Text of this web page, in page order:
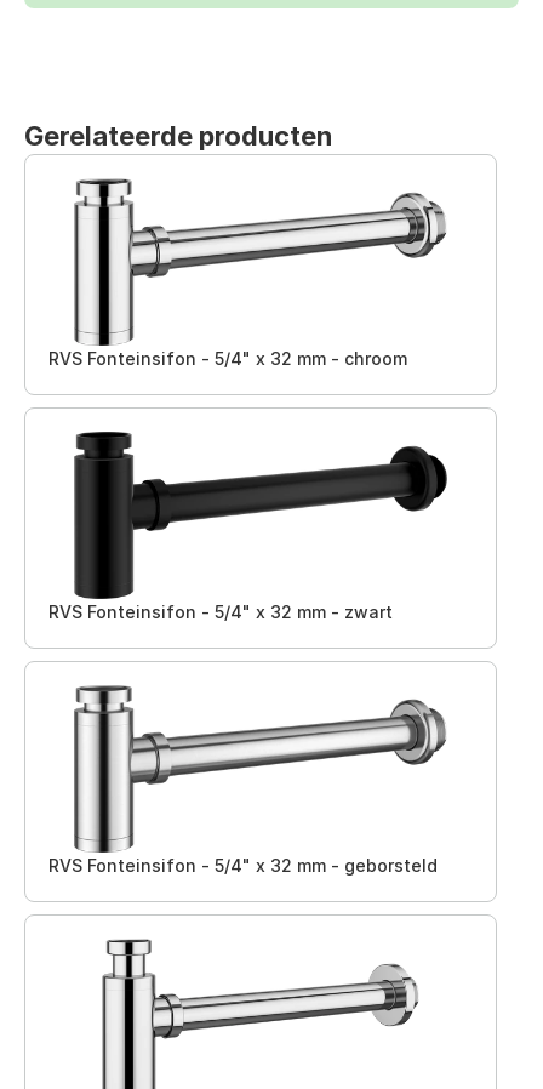
Gerelateerde producten
RVS Fonteinsifon - 5/4" x 32 mm - chroom
RVS Fonteinsifon - 5/4" x 32 mm - zwart
RVS Fonteinsifon - 5/4" x 32 mm - geborsteld